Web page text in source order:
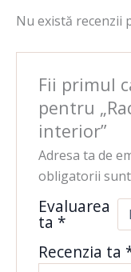
Nu există recenzii
Fii primul
pentru
interior”
Adresa ta de
obligatorii
Evaluarea
ta *
Recenzia ta